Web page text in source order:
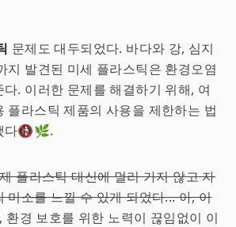
문제도 대두되었다. 바다와 강, 심지
지 발견된 미세 플라스틱은 환경오염
. 이러한 문제를 해결하기 위해, 여
플라스틱 제품의 사용을 제한하는 법
다🚯🌿.
플라스틱 대신에 멀리 가지 않고 자
미소를 느낄 수 있게 되었다... 아, 이
경 보호를 위한 노력이 끊임없이 이